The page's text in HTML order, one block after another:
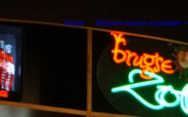
Home Besloten borrels en partijen